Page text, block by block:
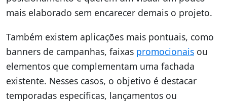
mais elaborado sem encarecer demais o projeto.
Também existem aplicações mais pontuais, como
banners de campanhas, faixas promocionais ou
elementos que complementam uma fachada
existente. Nesses casos, o objetivo é destacar
temporadas específicas, lançamentos ou